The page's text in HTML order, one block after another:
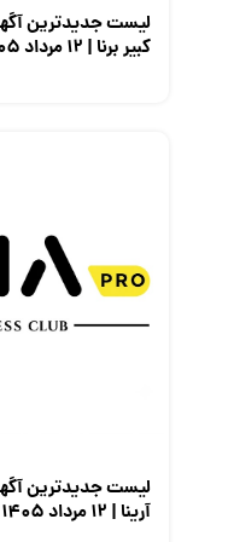
لیست جدیدترین
کبیر برنا | ۱۲ مرداد ۱۴۰۵
لیست جدیدترین
آرینا | ۱۲ مرداد ۱۴۰۵